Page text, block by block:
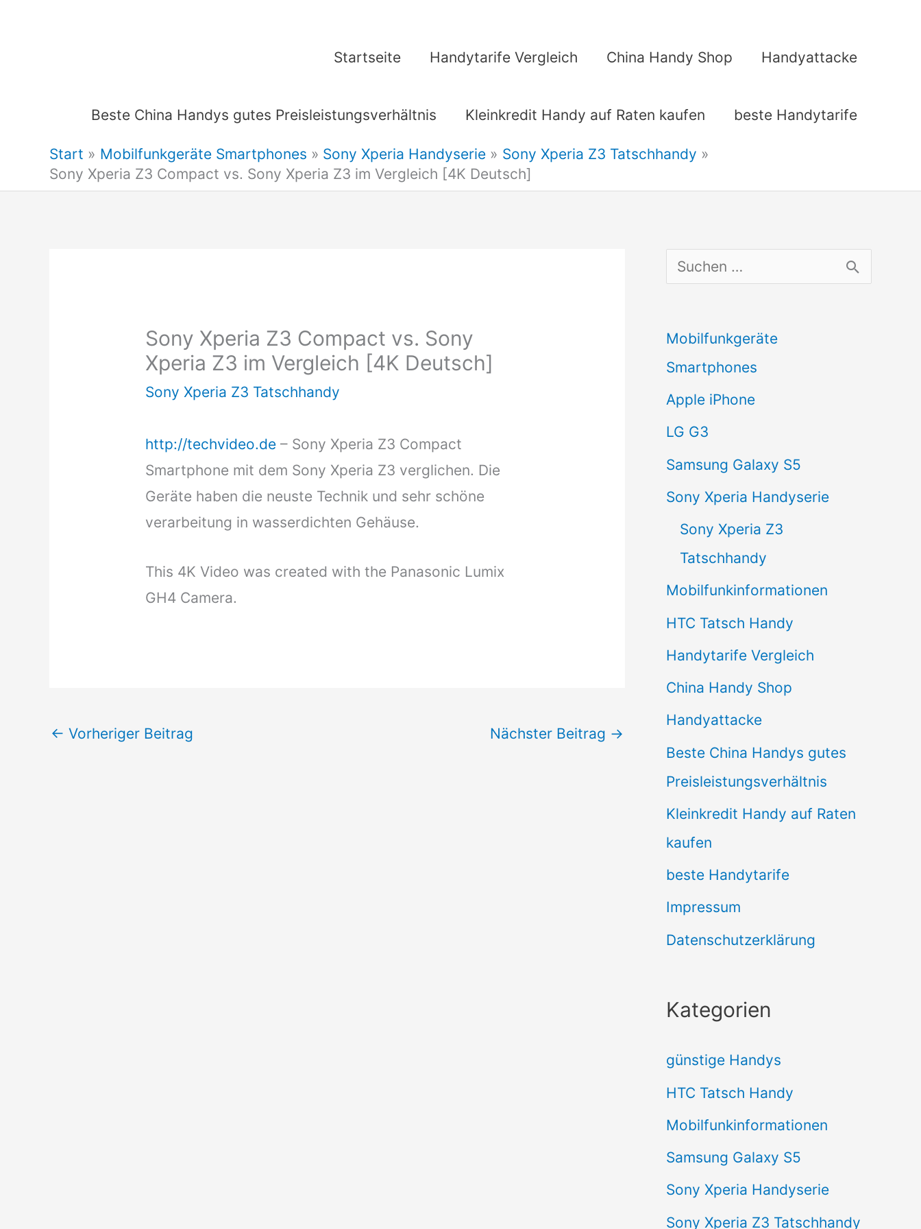
Startseite Handytarife Vergleich China Handy Shop Handyattacke
Beste China Handys gutes Preisleistungsverhältnis Kleinkredit Handy auf Raten kaufen beste Handytarife
Start Mobilfunkgeräte Smartphones Sony Xperia Handyserie
Sony Xperia Z3 Tatschhandy
Sony Xperia Z3 Compact vs. Sony Xperia Z3 im Vergleich [4K Deutsch]
Sony Xperia Z3 Compact vs. Sony
Xperia Z3 im Vergleich [4K Deutsch]
Sony Xperia Z3 Tatschhandy
http://techvideo.de – Sony Xperia Z3 Compact
Smartphone mit dem Sony Xperia Z3 verglichen. Die
Geräte haben die neuste Technik und sehr schöne
verarbeitung in wasserdichten Gehäuse.
This 4K Video was created with the Panasonic Lumix
GH4 Camera.
← Vorheriger Beitrag Nächster Beitrag →
h
e
n
n
a
c
Mobilfunkgeräte
Smartphones
Apple iPhone
LG G3
Samsung Galaxy S5
Sony Xperia Handyserie
Sony Xperia Z3
Tatschhandy
Mobilfunkinformationen
HTC Tatsch Handy
Handytarife Vergleich
China Handy Shop
Handyattacke
Beste China Handys gutes
Preisleistungsverhältnis
Kleinkredit Handy auf Raten
kaufen
beste Handytarife
Impressum
Datenschutzerklärung
Kategorien
günstige Handys
HTC Tatsch Handy
Mobilfunkinformationen
Samsung Galaxy S5
Sony Xperia Handyserie
Sony Xperia Z3 Tatschhandy